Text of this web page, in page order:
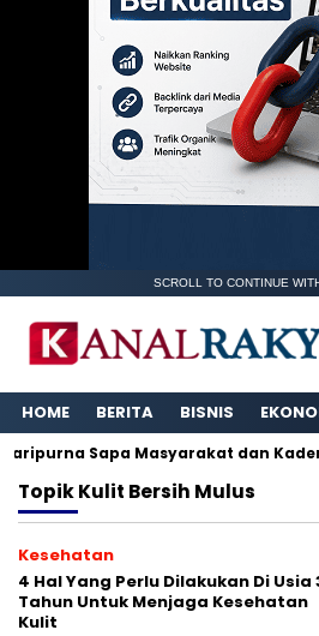
SCROLL TO CONTINUE
HOME BERITA BISNIS
Sapa Masyarakat dan Kader
TopikKulit Bersih Mulus
Kesehatan
4 Hal Yang Perlu Dilakukan Di Usia
Tahun Untuk Menjaga Kesehatan
Kulit